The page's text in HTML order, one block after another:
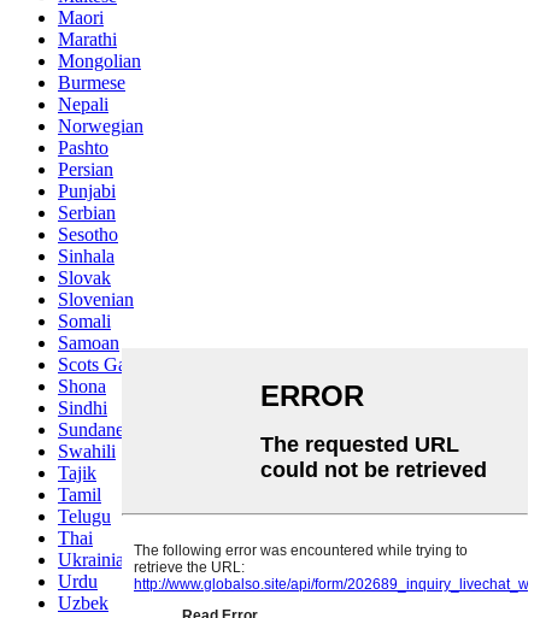
Maori
Marathi
Mongolian
Burmese
Nepali
Norwegian
Pashto
Persian
Punjabi
Serbian
Sesotho
Sinhala
Slovak
Slovenian
Somali
Samoan
Scots Gaelic
Shona
Sindhi
Sundanese
Swahili
Tajik
Tamil
Telugu
Thai
Ukrainian
Urdu
Uzbek